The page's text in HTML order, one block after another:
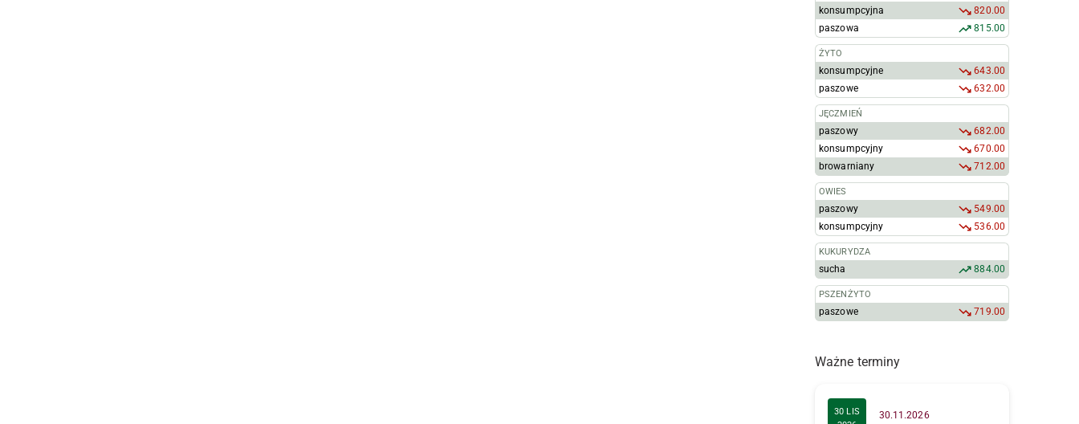
konsumpcyjna
820.00
paszowa
815.00
ŻYTO
konsumpcyjne
643.00
paszowe
632.00
JĘCZMIEŃ
paszowy
682.00
konsumpcyjny
670.00
browarniany
712.00
OWIES
paszowy
549.00
konsumpcyjny
536.00
KUKURYDZA
sucha 884.00
PSZENŻYTO
paszowe 719.00
Ważne terminy
30 LIS
30.11.2026